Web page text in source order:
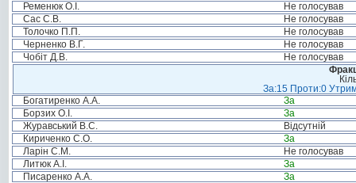
Ременюк О.І.
Не голосував
Сас С.В.
Не голосував
Толочко П.П.
Не голосував
Черненко В.Г.
Не голосував
Чобіт Д.В.
Не голосував
За:15 Проти:0
Богатиренко А.А.
За
Борзих О.І.
За
Журавський В.С.
Відсутній
Кириченко С.О.
За
Ларін С.М.
Не голосував
Литюк А.І.
За
Писаренко А.А.
За